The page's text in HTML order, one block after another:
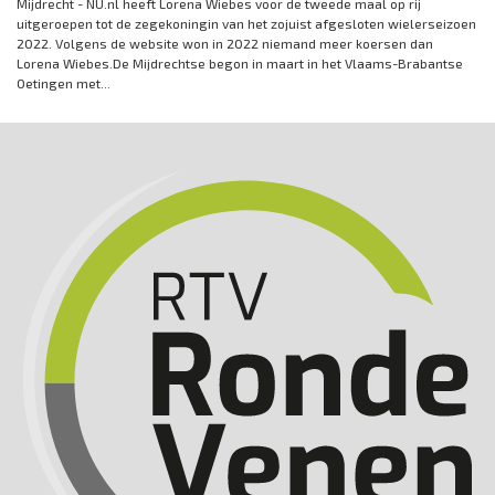
Mijdrecht - NU.nl heeft Lorena Wiebes voor de tweede maal op rij
uitgeroepen tot de zegekoningin van het zojuist afgesloten wielerseizoen
2022. Volgens de website won in 2022 niemand meer koersen dan
Lorena Wiebes.De Mijdrechtse begon in maart in het Vlaams-Brabantse
Oetingen met...